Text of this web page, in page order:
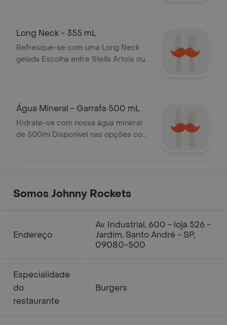
Long Neck - 355 mL
Refresque-se com uma Long Neck
gelada Escolha entre Stella Artois ou
Água Mineral - Garrafa 500 mL
Hidrate-se com nossa água mineral
de 500ml Disponível nas opções com
Somos Johnny Rockets
Endereço
Av. Industrial, 600 - loja 526 -
Jardim, Santo André - SP,
09080-500
Especialidade
do
restaurante
Burgers